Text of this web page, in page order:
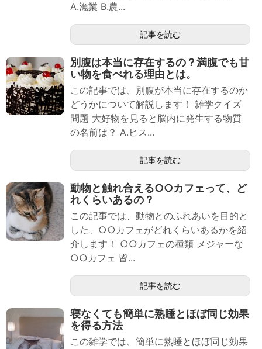
A.漁業 B.農...
記事を読む
別腹は本当に存在するの？満腹でも甘
い物を食べれる理由とは。
この記事では、別腹が本当に存在するのか
どうかについて解説します！ 雑学クイズ
問題 大好物を見ると脳内に発生する物質
の名前は？ A.ヒス...
記事を読む
動物と触れ合える○○カフェって、ど
れくらいあるの？
この記事では、動物とのふれあいを目的と
した、○○カフェがどれくらいあるかを紹
介します！ ○○カフェの種類 メジャーな
○○カフェ 皆...
記事を読む
寝なくても簡単に熟睡とほぼ同じ効果
を得る方法
この雑学では、簡単に熟睡とほぼ同じ効果